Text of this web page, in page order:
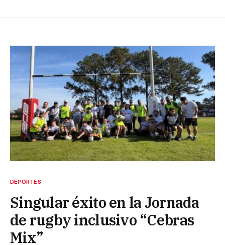
DEPORTES
Singular éxito en la Jornada
de rugby inclusivo “Cebras
Mix”